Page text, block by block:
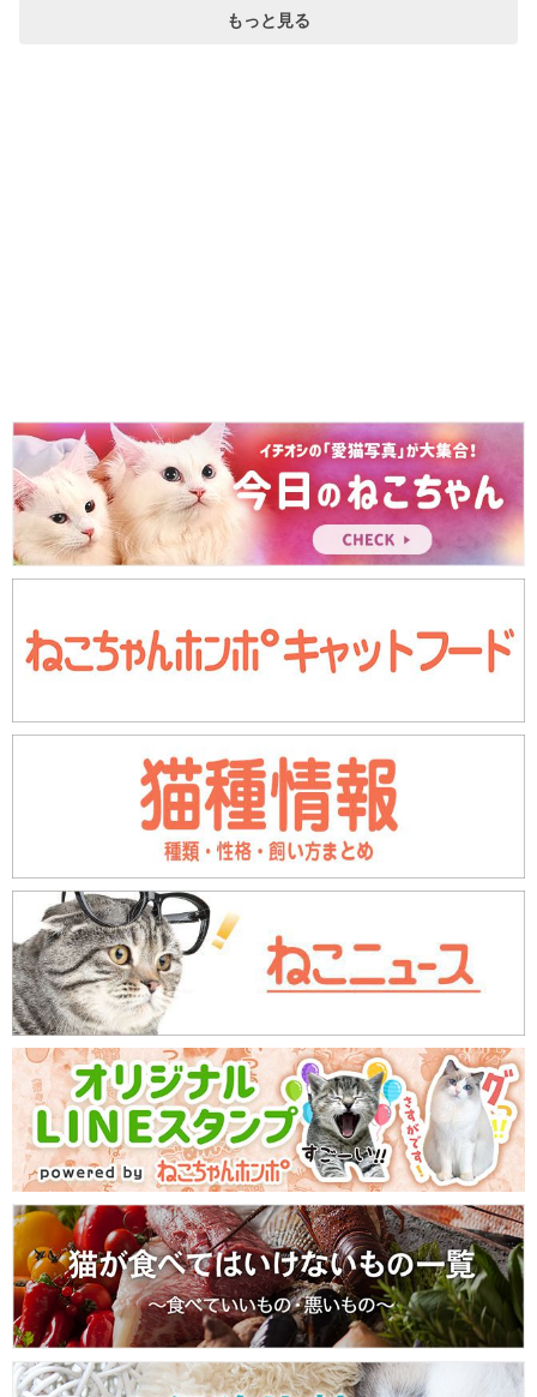
もっと見る